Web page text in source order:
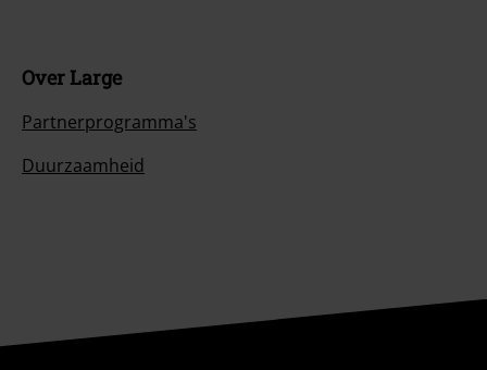
Over Large
Partnerprogramma's
Duurzaamheid